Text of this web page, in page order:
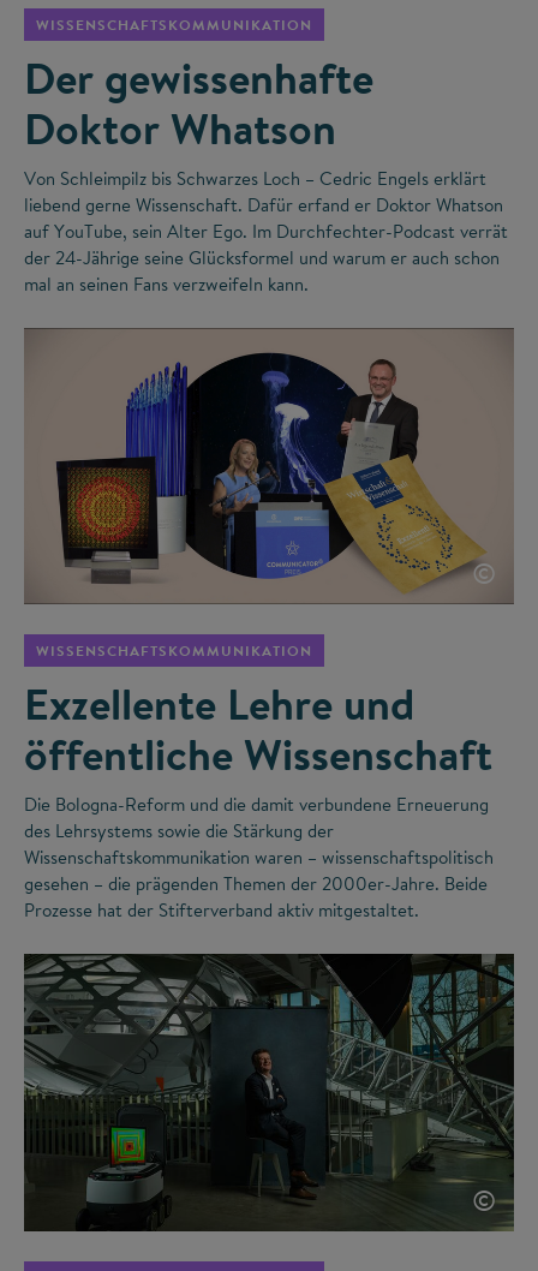
WISSENSCHAFTSKOMMUNIKATION
Der gewissenhafte
Doktor Whatson
Von Schleimpilz bis Schwarzes Loch – Cedric Engels erklärt
liebend gerne Wissenschaft. Dafür erfand er Doktor Whatson
auf YouTube, sein Alter Ego. Im Durchfechter-Podcast verrät
der 24-Jährige seine Glücksformel und warum er auch schon
mal an seinen Fans verzweifeln kann.
©
WISSENSCHAFTSKOMMUNIKATION
Exzellente Lehre und
öffentliche Wissenschaft
Die Bologna-Reform und die damit verbundene Erneuerung
des Lehrsystems sowie die Stärkung der
Wissenschaftskommunikation waren – wissenschaftspolitisch
gesehen – die prägenden Themen der 2000er-Jahre. Beide
Prozesse hat der Stifterverband aktiv mitgestaltet.
©